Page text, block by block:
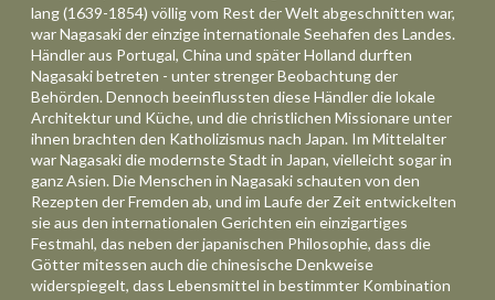
lang (1639-1854) völlig vom Rest der Welt abgeschnitten war,
war Nagasaki der einzige internationale Seehafen des Landes.
Händler aus Portugal, China und später Holland durften
Nagasaki betreten - unter strenger Beobachtung der
Behörden. Dennoch beeinflussten diese Händler die lokale
Architektur und Küche, und die christlichen Missionare unter
ihnen brachten den Katholizismus nach Japan. Im Mittelalter
war Nagasaki die modernste Stadt in Japan, vielleicht sogar in
ganz Asien. Die Menschen in Nagasaki schauten von den
Rezepten der Fremden ab, und im Laufe der Zeit entwickelten
sie aus den internationalen Gerichten ein einzigartiges
Festmahl, das neben der japanischen Philosophie, dass die
Götter mitessen auch die chinesische Denkweise
widerspiegelt, dass Lebensmittel in bestimmter Kombination